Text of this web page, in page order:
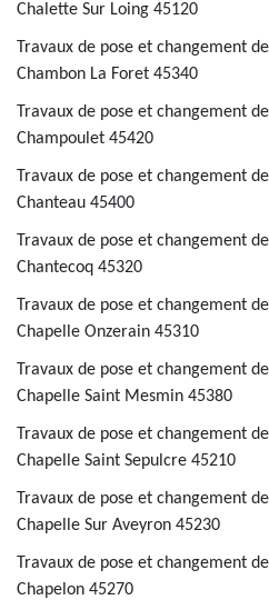
Chalette Sur Loing 45120
Travaux de pose et changement
Chambon La Foret 45340
Travaux de pose et changement
Champoulet 45420
Travaux de pose et changement
Chanteau 45400
Travaux de pose et changement
Chantecoq 45320
Travaux de pose et changement
Chapelle Onzerain 45310
Travaux de pose et changement
Chapelle Saint Mesmin 45380
Travaux de pose et changement
Chapelle Saint Sepulcre 45210
Travaux de pose et changement
Chapelle Sur Aveyron 45230
Travaux de pose et changement
Chapelon 45270